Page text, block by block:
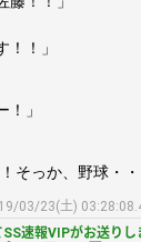
！」
」
そっか、野球・
03/23(土)
速報VIPがお送りし